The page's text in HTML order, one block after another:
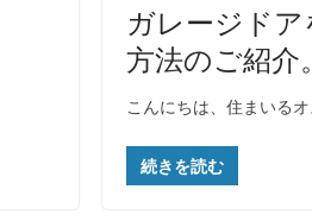
ガレージド
方法のご紹介。
こんにちは、住まいる
続きを読む